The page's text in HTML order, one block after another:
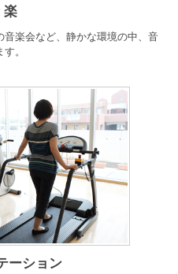
楽
楽会など、静かな環境の中、音
。
ーション